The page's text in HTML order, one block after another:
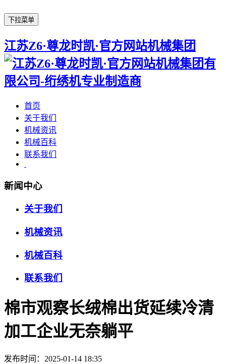
下拉菜单
江苏Z6·尊龙时凯·官方网站机械集团
首页
关于我们
机械资讯
机械百科
联系我们
新闻中心
关于我们
机械资讯
机械百科
联系我们
棉市观察长绒棉出货延续冷清
加工企业无奈躺平
发布时间：2025-01-14 18:35